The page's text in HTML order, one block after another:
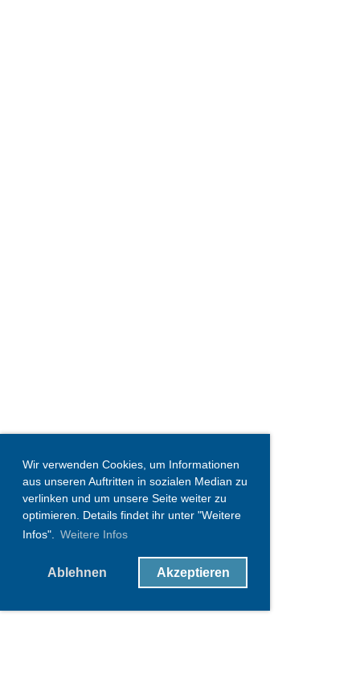
Wir verwenden Cookies, um Informationen
aus unseren Auftritten in sozialen Median zu
verlinken und um unsere Seite weiter zu
optimieren. Details findet ihr unter "Weitere
Infos". Weitere Infos
Ablehnen Akzeptieren